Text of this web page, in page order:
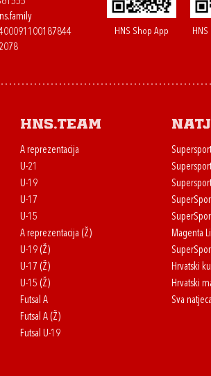
HNS Shop App
HNS.team
A reprezentacija
U-21
U-19
U-17
U-15
A reprezentacija (Ž)
U-19 (Ž)
U-17 (Ž)
U-15 (Ž)
Futsal A
Futsal A (Ž)
Futsal U-19
Magenta
Hrvatski
Hrvatski
Sva